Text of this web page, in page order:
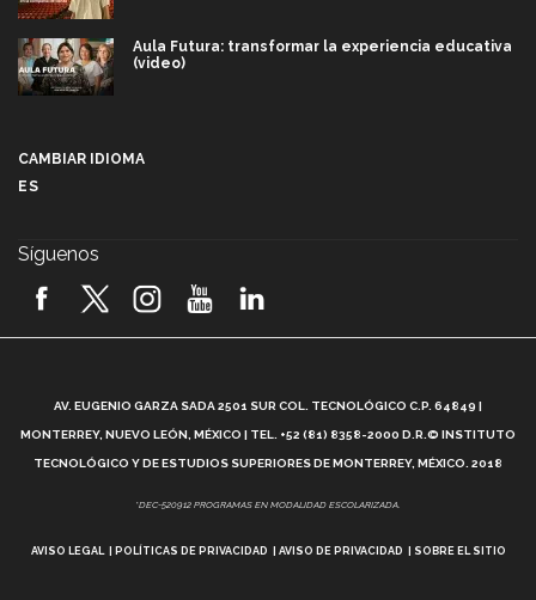
Aula Futura: transformar la experiencia educativa
(video)
2026! (video)
¿Cómo es el Modelo Educativo Tec? (video)
Vida Tec: Feminismo e Inteligencia Artificial, Paola
CAMBIAR IDIOMA
ES
Síguenos
AV. EUGENIO GARZA SADA 2501 SUR COL. TECNOLÓGICO C.P. 64849 |
MONTERREY, NUEVO LEÓN, MÉXICO | TEL. +52 (81) 8358-2000 D.R.© INSTITUTO
TECNOLÓGICO Y DE ESTUDIOS SUPERIORES DE MONTERREY, MÉXICO. 2018
*DEC-520912 PROGRAMAS EN MODALIDAD ESCOLARIZADA.
AVISO LEGAL POLÍTICAS DE PRIVACIDAD AVISO DE PRIVACIDAD SOBRE EL SITIO